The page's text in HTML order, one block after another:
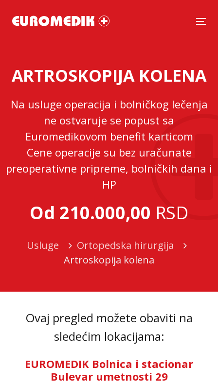
ARTROSKOPIJA KOLENA
Na usluge operacija i bolničkog lečenja
ne ostvaruje se popust sa
Euromedikovom benefit karticom
Cene operacije su bez uračunate
preoperativne pripreme, bolničkih dana i
HP
Od 210.000,00 RSD
Usluge
Ortopedska hirurgija
Artroskopija kolena
Ovaj pregled možete obaviti na
sledećim lokacijama:
EUROMEDIK Bolnica i stacionar
Bulevar umetnosti 29